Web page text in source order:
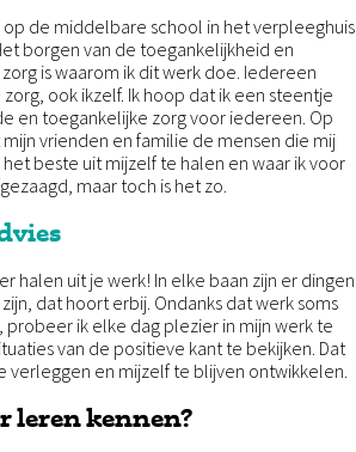
op de middelbare school in het verpleeghuis
borgen van de toegankelijkheid en
is waarom ik dit werk doe. Iedereen
ook ikzelf. Ik hoop dat ik een steentje
en toegankelijke zorg voor iedereen. Op
vrienden en familie de mensen die mij
beste uit mijzelf te halen en waar ik voor
maar toch is het zo.
halen uit je werk! In elke baan zijn er dingen
dat hoort erbij. Ondanks dat werk soms
probeer ik elke dag plezier in mijn werk te
van de positieve kant te bekijken. Dat
verleggen en mijzelf te blijven ontwikkelen.
leren kennen?